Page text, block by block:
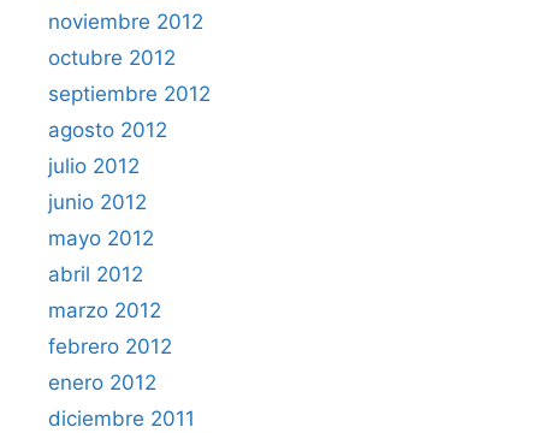
noviembre 2012
octubre 2012
septiembre 2012
agosto 2012
julio 2012
junio 2012
mayo 2012
abril 2012
marzo 2012
febrero 2012
enero 2012
diciembre 2011